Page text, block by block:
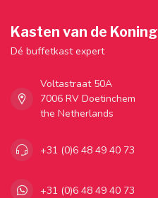
Kasten van de Koning
Dé buffetkast expert
Voltastraat 50A
7006 RV Doetinchem
the Netherlands
+31 (0)6 48 49 40 73
+31 (0)6 48 49 40 73